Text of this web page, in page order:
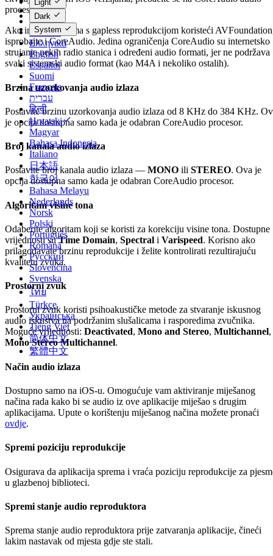
Čeština
Dansk
Deutsch
Ελληνικά
English
Español
Suomi
Français
עברית
हिन्दी
Hrvatski
Magyar
Bahasa Indonesia
Italiano
日本語
한국어
Bahasa Melayu
Nederlands
Norsk
Polski
Português
Română
Русский
Slovenčina
Svenska
ไทย
Türkçe
Українська
Tiếng Việt
简体中文
繁體中文
Light
Dark
System
procesor.
Ako imate problema s gapless reprodukcijom koristeći
isprobajte i CoreAudio. Jedina ograničenja CoreAudio su internetsko
strujanje nekih radio stanica i određeni audio formati, jer ne podržava
svaki sistemski audio format (kao M4A i nekoliko ostalih).
Brzina uzorkovanja audio izlaza
Postavite brzinu uzorkovanja audio izlaza od 8 KHz do 384 KHz.
je opcija dostupna samo kada je odabran CoreAudio procesor.
Broj kanala audio izlaza
Postavite broj kanala audio izlaza — MONO ili STEREO. Ova je
opcija dostupna samo kada je odabran CoreAudio procesor.
Algoritam visine tona
Odaberite algoritam koji se koristi za korekciju visine tona. Dostupne
vrijednosti suTime Domain, Spectral i Varispeed. Korisno ako
prilagođavate brzinu reprodukcije i želite kontrolirati rezultirajuću
kvalitetu zvuka.
Prostorni zvuk
Prostorni zvuk koristi psihoakustičke metode za stvaranje iskusnog
audio iskustva na podržanim slušalicama i rasporedima zvučnika.
Moguće vrijednosti: Deactivated, Mono and Stereo, Multichannel,
Mono Stereo Multichannel.
Način audio izlaza
Dostupno samo na iOS-u. Omogućuje vam aktiviranje miješanog
načina rada kako bi se audio iz ove aplikacije miješao s drugim
aplikacijama. Upute o korištenju miješanog načina možete pronaći
ovdje.
Spremi poziciju reprodukcije
Osigurava da aplikacija sprema i vraća poziciju reprodukcije za
u glazbenoj biblioteci.
Spremi stanje audio reproduktora
Sprema stanje audio reproduktora prije zatvaranja aplikacije, čineći
lakim nastavak od mjesta gdje ste stali.